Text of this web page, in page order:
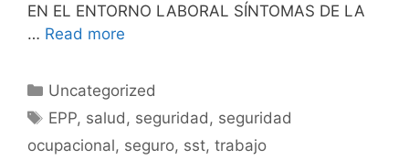
EN EL ENTORNO LABORAL SÍNTOMAS DE LA
… Read more
Uncategorized
EPP, salud , seguridad , seguridad
ocupacional, seguro, sst, trabajo